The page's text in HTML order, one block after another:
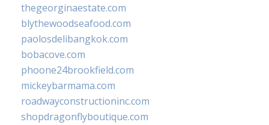
thegeorginaestate.com
blythewoodseafood.com
paolosdelibangkok.com
bobacove.com
phoone24brookfield.com
mickeybarmama.com
roadwayconstructioninc.com
shopdragonflyboutique.com